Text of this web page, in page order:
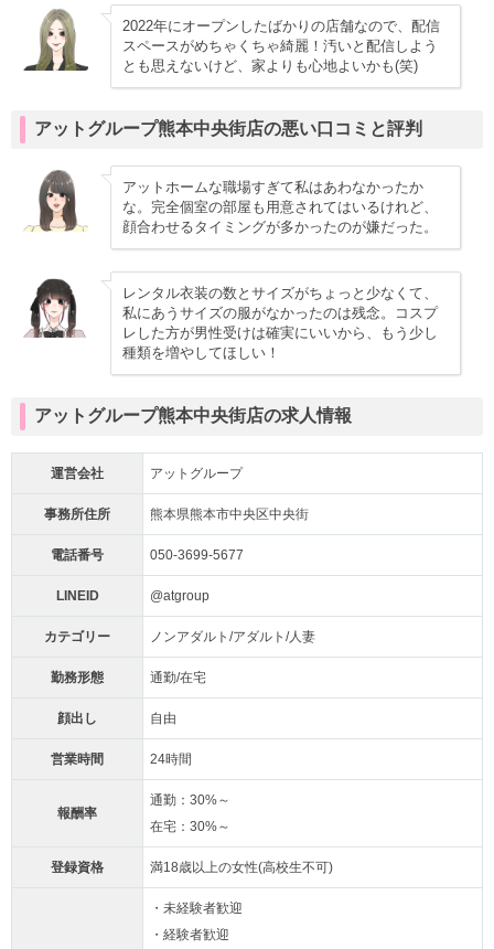
2022年にオープンしたばかりの店舗なので、配信
スペースがめちゃくちゃ綺麗！汚いと配信しよう
とも思えないけど、家よりも心地よいかも(笑)
アットグループ熊本中央街店の悪い口コミと評判
アットホームな職場すぎて私はあわなかったか
な。完全個室の部屋も用意されてはいるけれど、
顔合わせるタイミングが多かったのが嫌だった。
レンタル衣装の数とサイズがちょっと少なくて、
私にあうサイズの服がなかったのは残念。コスプ
レした方が男性受けは確実にいいから、もう少し
種類を増やしてほしい！
アットグループ熊本中央街店の求人情報
運営会社 アットグループ
事務所住所 熊本県熊本市中央区中央街
電話番号 050-3699-5677
LINEID @atgroup
カテゴリー ノンアダルト/アダルト/人妻
勤務形態 通勤/在宅
顔出し 自由
営業時間 24時間
報酬率
通勤：30%～
在宅：30%～
登録資格 満18歳以上の女性(高校生不可)
・未経験者歓迎
・経験者歓迎